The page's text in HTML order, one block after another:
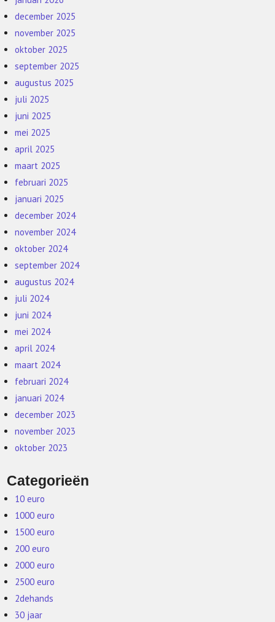
december 2025
november 2025
oktober 2025
september 2025
augustus 2025
juli 2025
juni 2025
mei 2025
april 2025
maart 2025
februari 2025
januari 2025
december 2024
november 2024
oktober 2024
september 2024
augustus 2024
juli 2024
juni 2024
mei 2024
april 2024
maart 2024
februari 2024
januari 2024
december 2023
november 2023
oktober 2023
Categorieën
10 euro
1000 euro
1500 euro
200 euro
2000 euro
2500 euro
2dehands
30 jaar